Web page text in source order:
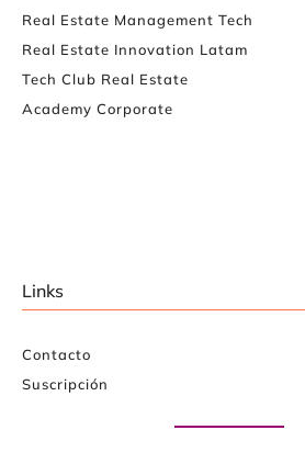
Real Estate Management Tech
Real Estate Innovation Latam
Tech Club Real Estate
Academy Corporate
Links
Contacto
Suscripción